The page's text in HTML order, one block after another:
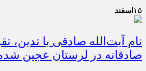
۱۵ اسفند
نام آیت‌الله صادقی با تدین،
صادقانه در لرستان عجین